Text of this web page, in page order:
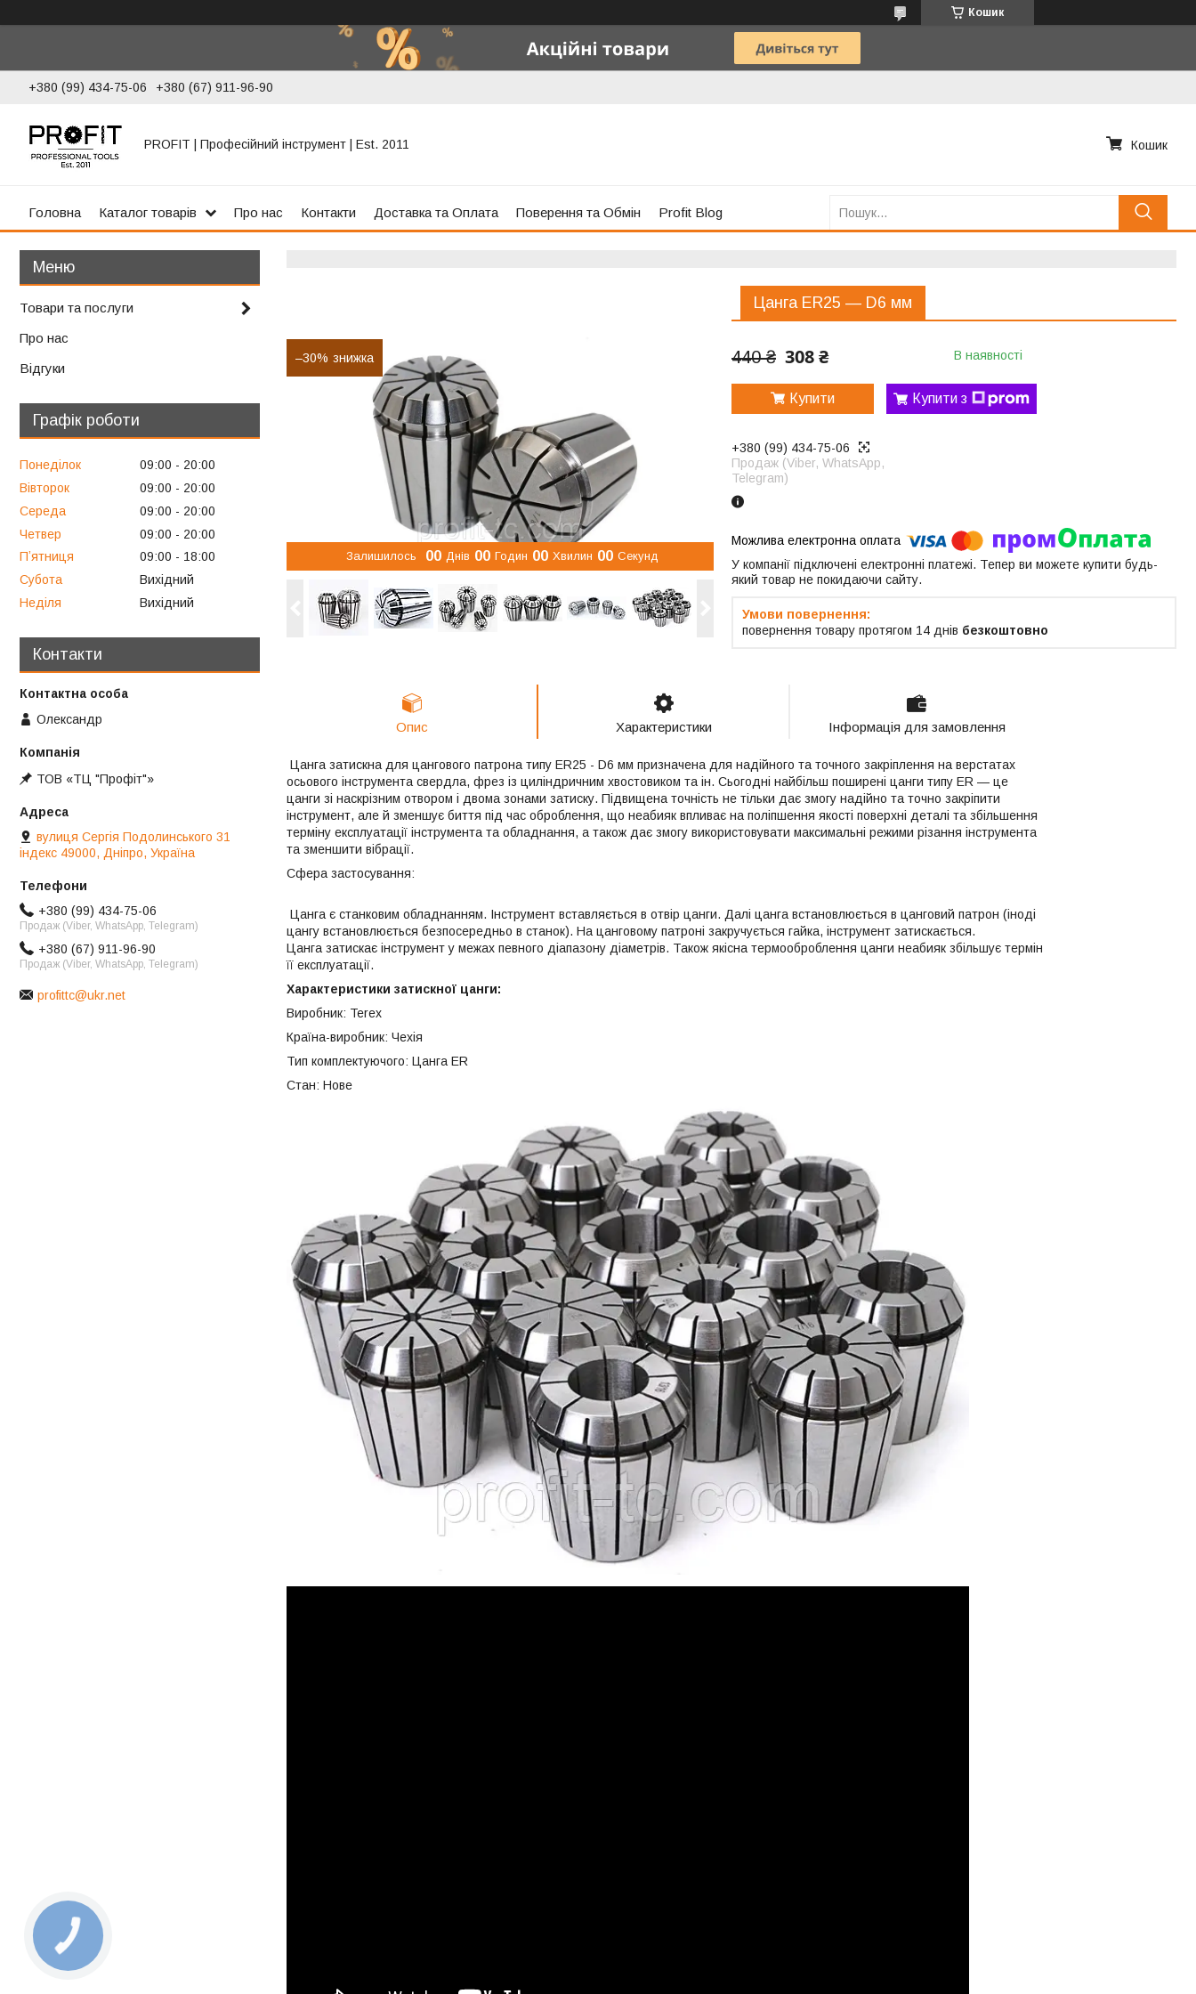
Кошик
+380 (99) 434-75-06 +380 (67) 911-96-90
PROFIT | Професійний інструмент | Est. 2011 Кошик
Головна Каталог товарів Про нас Контакти Доставка та Оплата Поверення та Обмін Profit Blog
–30%
Залишилось 00 Днів 00 Годин 00 Хвилин 00 Секунд
Цанга ER25 — D6 мм
440 ₴ 308 ₴ В наявності
Купити Купити з
+380 (99) 434-75-06
Продаж (Viber, WhatsApp,
Telegram)
У компанії підключені електронні платежі. Тепер ви можете купити будь-
який товар не покидаючи сайту.
повернення товару протягом 14 днів безкоштовно
Опис Характеристики Інформація для замовлення
Цанга затискна для цангового патрона типу ER25 - D6 мм призначена для надійного та точного закріплення на верстатах
осьового інструмента свердла, фрез із циліндричним хвостовиком та ін. Сьогодні найбільш поширені цанги типу ER — це
цанги зі наскрізним отвором і двома зонами затиску. Підвищена точність не тільки дає змогу надійно та точно закріпити
інструмент, але й зменшує биття під час оброблення, що неабияк впливає на поліпшення якості поверхні деталі та збільшення
терміну експлуатації інструмента та обладнання, а також дає змогу використовувати максимальні режими різання інструмента
та зменшити вібрації.
Сфера застосування:
Цанга є станковим обладнанням. Інструмент вставляється в отвір цанги. Далі цанга встановлюється в цанговий патрон (іноді
цангу встановлюється безпосередньо в станок). На цанговому патроні закручується гайка, інструмент затискається.
Цанга затискає інструмент у межах певного діапазону діаметрів. Також якісна термооброблення цанги неабияк збільшує термін
її експлуатації.
Характеристики затискної цанги:
Виробник: Terex
Країна-виробник: Чехія
Тип комплектуючого: Цанга ER
Стан: Нове
Товари та послуги
Про нас
Відгуки
Графік роботи
Понеділок 09:00
20:00
Вівторок
09:00
20:00
Середа
09:00
20:00
Четвер
09:00
20:00
Пʼятниця
09:00
18:00
Субота
Вихідний
Неділя
Вихідний
Контакти
Олександр
ТОВ «ТЦ "Профіт"»
вулиця Сергія Подолинського 31
індекс 49000, Дніпро, Україна
+380 (99) 434-75-06
Продаж (Viber, WhatsApp, Telegram)
+380 (67) 911-96-90
Продаж (Viber, WhatsApp, Telegram)
profittc@ukr.net